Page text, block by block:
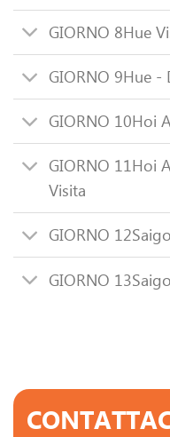
GIORNO 8Hue
GIORNO 9Hue -
GIORNO 10Hoi
GIORNO 11Hoi
Visita
GIORNO 12
GIORNO 13